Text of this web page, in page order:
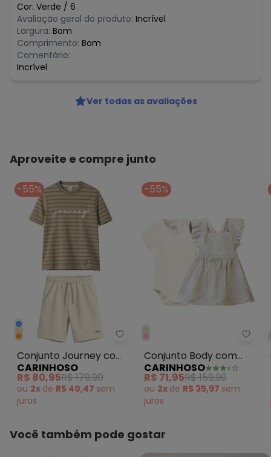
Cor: Verde / 6
Avaliação geral do produto: Incrível
Largura: Bom
Comprimento: Bom
Comentário:
Incrível
Ver todas as avaliações
Aproveite e compre junto
-55%
Carinhoso - Conjunto Journey
Conjunto Journey com
Moletom Cáqui
CARINHOSO
R$ 80,95R$ 179,90
ou 2x de R$ 40,47 sem
juros
-55%
Conjunto Body com
Vestido Menina Off
White
CARINHOSO
R$ 71,95R$ 159,90
ou 2x de R$ 35,97 sem
juros
Você também pode gostar